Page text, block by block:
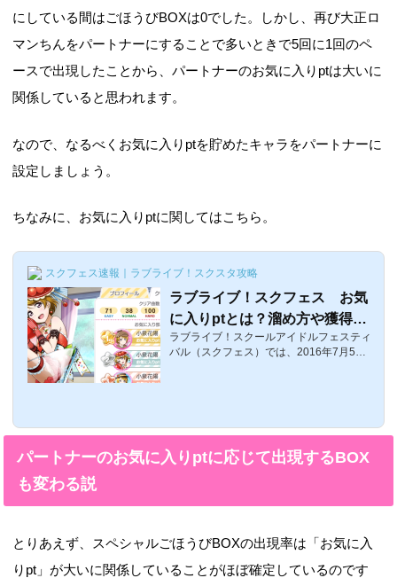
にしている間はごほうびBOXは0でした。しかし、再び大正ロ
マンちんをパートナーにすることで多いときで5回に1回のペ
ースで出現したことから、パートナーのお気に入りptは大いに
関係していると思われます。
なので、なるべくお気に入りptを貯めたキャラをパートナーに
設定しましょう。
ちなみに、お気に入りptに関してはこちら。
スクフェス速報｜ラブライブ！スクスタ攻略
ラブライブ！スクフェス お気
に入りptとは？溜め方や獲得出
来るpt・パートナー設定
ラブライブ！スクールアイドルフェスティ
バル（スクフェス）では、2016年7月5日
気に入りptとは、以前のプロフィールのと
ートナーに設定したり、ユニットに参加さ
パートナーのお気に入りptに応じて出現するBOX
も変わる説
とりあえず、スペシャルごほうびBOXの出現率は「お気に入
りpt」が大いに関係していることがほぼ確定しているのです